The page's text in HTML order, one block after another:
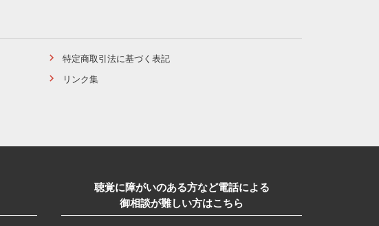
特定商取引法に基づく表記
リンク集
聴覚に障がいのある方など電話による
御相談が難しい方はこちら